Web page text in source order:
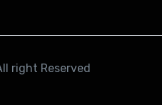
right Reserved